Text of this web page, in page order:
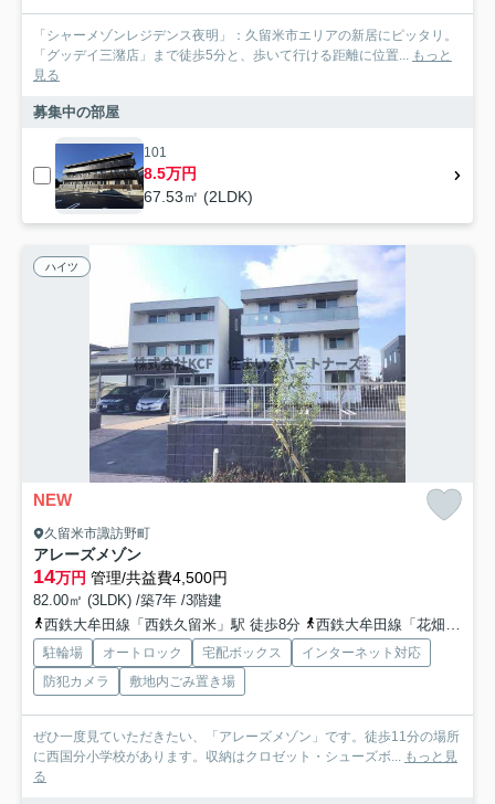
「シャーメゾンレジデンス夜明」：久留米市エリアの新居にピッタリ。
「グッデイ三潴店」まで徒歩5分と、歩いて行ける距離に位置... もっと
見る
募集中の部屋
101
8.5万円
67.53㎡ (2LDK)
ハイツ
NEW
久留米市諏訪野町
アレーズメゾン
14万円 管理/共益費4,500円
82.00㎡ (3LDK) /築7年 /3階建
西鉄大牟田線「西鉄久留米」駅 徒歩8分
西鉄大牟田線「花畑」駅 徒歩14分
駐輪場 オートロック 宅配ボックス
インターネット対応
防犯カメラ
敷地内ごみ置き場
ぜひ一度見ていただきたい、「アレーズメゾン」です。徒歩11分の場所
に西国分小学校があります。収納はクロゼット・シューズボ... もっと見
る